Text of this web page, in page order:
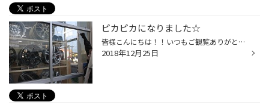
ピカピカになりました☆
皆様こんにちは！！いつもご観覧ありがとうございます(^^) 今日は気持ちよく晴れていて絶好の大掃除日和ですね！！ 当店ガラス張りのためたくさんの窓をお掃除！！ さぞ大変なのだろうと思いきや、 スタッフのＫさんが慣れた手つきでスイスイと見事な仕上がり！！ ピカピカになりました！！ 今年も...
2018年12月25日